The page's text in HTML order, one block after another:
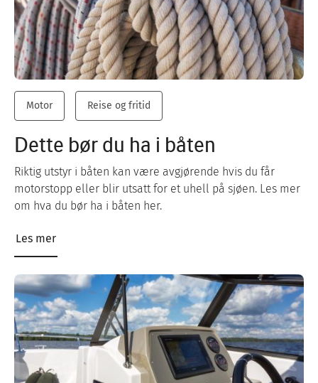
Motor Reise og fritid
Dette bør du ha i båten
Riktig utstyr i båten kan være avgjørende hvis du får
motorstopp eller blir utsatt for et uhell på sjøen. Les mer
om hva du bør ha i båten her.
Les mer